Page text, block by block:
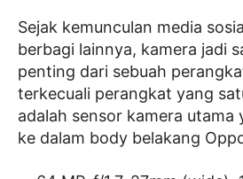
Sejak kemunculan media
berbagi lainnya, kamera jadi
penting dari sebuah
terkecuali perangkat yang
adalah sensor kamera utama
ke dalam body belakang